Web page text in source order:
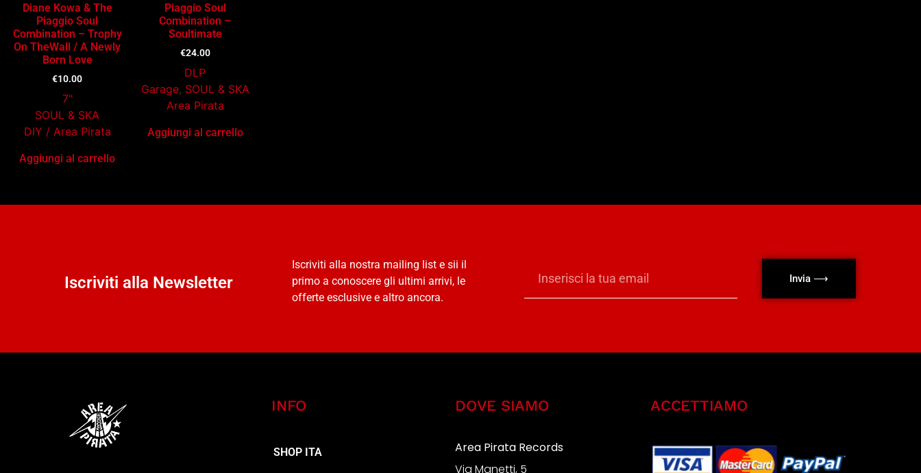
Diane Kowa & The
Piaggio Soul
Combination – Trophy
On TheWall / A Newly
Born Love
€10.00
7"
SOUL & SKA
DIY / Area Pirata
Aggiungi al carrello
Piaggio Soul
Combination –
Soultimate
€24.00
DLP
Garage, SOUL & SKA
Area Pirata
Aggiungi al carrello
Iscriviti alla Newsletter
Iscriviti alla nostra mailing list e sii il
primo a conoscere gli ultimi arrivi, le
offerte esclusive e altro ancora.
Invia ⟶
INFO
SHOP ITA
DOVE SIAMO
Area Pirata Records
Via Manetti, 5
ACCETTIAMO